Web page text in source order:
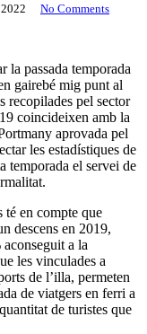
No Comments
la passada temporada
gairebé mig punt al
recopilades pel sector
coincideixen amb la
aprovada pel
les estadístiques de
temporada el servei de
té en compte que
descens en 2019,
a la
les vinculades a
de l’illa, permeten
de viatgers en ferri a
de turistes que